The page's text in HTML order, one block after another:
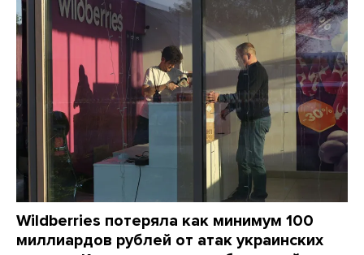
Wildberries потеряла как минимум 100
миллиардов рублей от атак украинских